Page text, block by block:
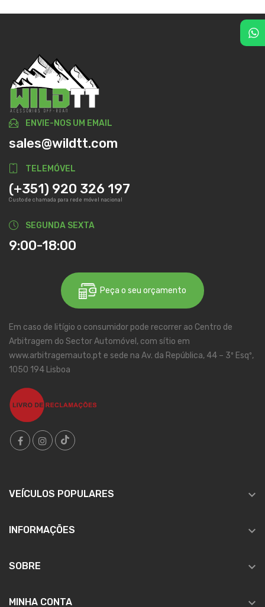
ENVIE-NOS UM EMAIL
sales@wildtt.com
TELEMÓVEL
(+351) 920 326 197
Custo de chamada para rede móvel nacional
SEGUNDA SEXTA
9:00-18:00
Peça o seu orçamento
Em caso de litígio o consumidor pode recorrer ao Centro de
Arbitragem do Sector Automóvel, com sítio em
www.arbitragemauto.pt e sede na Av. da República, 44 – 3º Esqº,
1050 194 Lisboa
VEÍCULOS POPULARES 
INFORMAÇÕES 
SOBRE 
MINHA CONTA 